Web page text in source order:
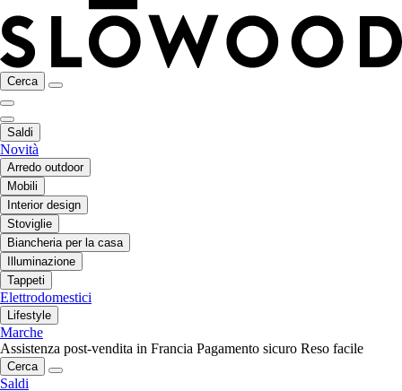
Cerca
Saldi
Novità
Arredo outdoor
Mobili
Interior design
Stoviglie
Biancheria per la casa
Illuminazione
Tappeti
Elettrodomestici
Lifestyle
Marche
Assistenza post-vendita in Francia Pagamento sicuro Reso facile
Cerca
Saldi